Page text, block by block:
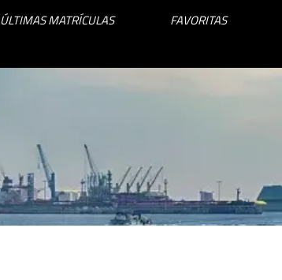
ÚLTIMAS MATRÍCULAS FAVORITAS